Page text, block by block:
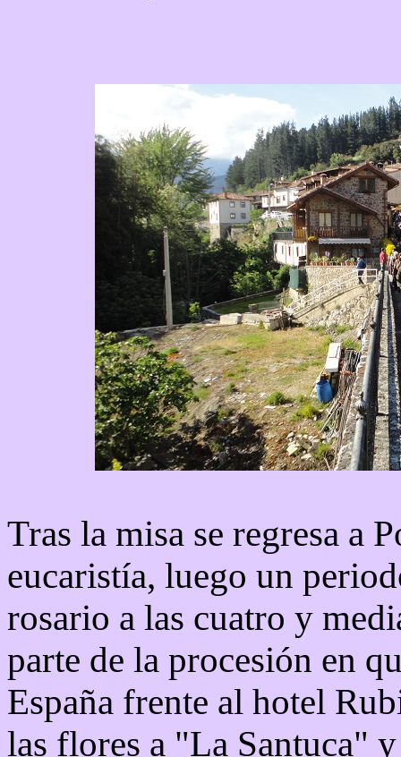
Tras la misa se regresa a
eucaristía, luego un
rosario a las cuatro y
parte de la procesión en
España frente al hotel
las flores a "La Santuca"